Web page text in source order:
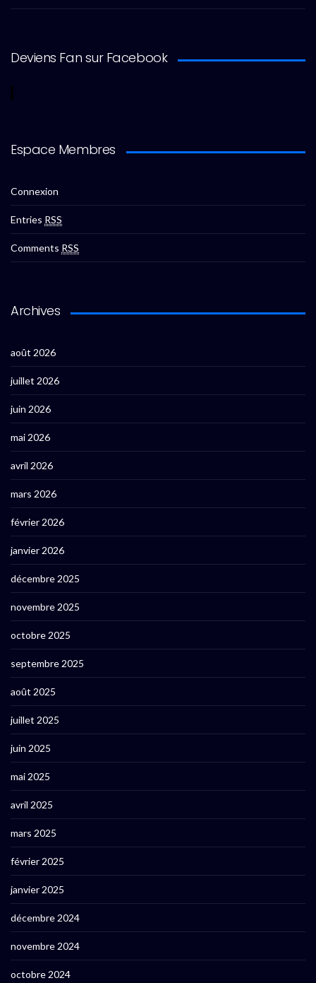
Deviens Fan sur Facebook
Espace Membres
Connexion
Entries RSS
Comments RSS
Archives
août 2026
juillet 2026
juin 2026
mai 2026
avril 2026
mars 2026
février 2026
janvier 2026
décembre 2025
novembre 2025
octobre 2025
septembre 2025
août 2025
juillet 2025
juin 2025
mai 2025
avril 2025
mars 2025
février 2025
janvier 2025
décembre 2024
novembre 2024
octobre 2024